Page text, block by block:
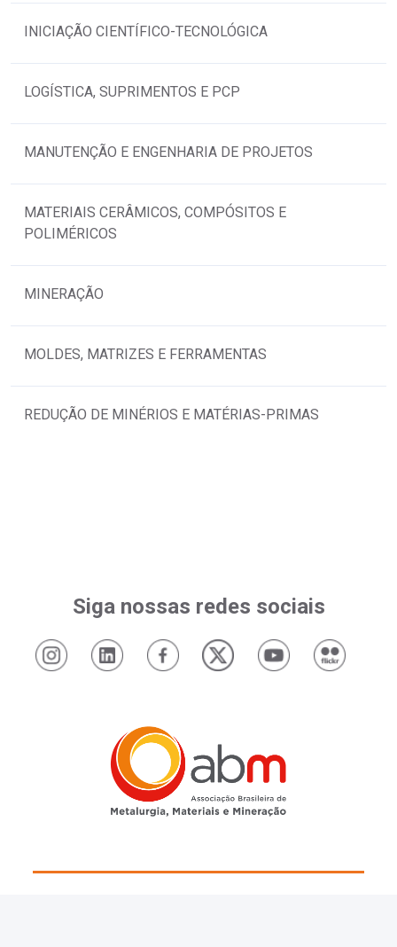
INICIAÇÃO CIENTÍFICO-TECNOLÓGICA
LOGÍSTICA, SUPRIMENTOS E PCP
MANUTENÇÃO E ENGENHARIA DE PROJETOS
MATERIAIS CERÂMICOS, COMPÓSITOS E
POLIMÉRICOS
MINERAÇÃO
MOLDES, MATRIZES E FERRAMENTAS
REDUÇÃO DE MINÉRIOS E MATÉRIAS-PRIMAS
Siga nossas redes sociais